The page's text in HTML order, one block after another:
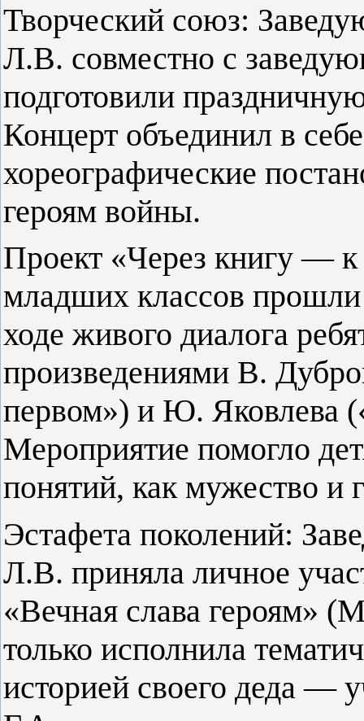
Творческий союз:
Л.В. совместно с
подготовили
Концерт объединил в
хореографические
героям войны.
Проект «Через книгу —
младших классов прошли
ходе живого диалога
произведениями В.
первом») и Ю. Яковлева
Мероприятие помогло
понятий, как мужество и
Эстафета поколений:
Л.В. приняла личное
«Вечная слава героям»
только исполнила
историей своего деда —